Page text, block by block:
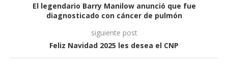
El legendario Barry Manilow anunció que fue
diagnosticado con cáncer de pulmón
siguiente post
Feliz Navidad 2025 les desea el CNP